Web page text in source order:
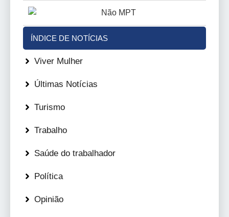
ÍNDICE DE NOTÍCIAS
Viver Mulher
Últimas Notícias
Turismo
Trabalho
Saúde do trabalhador
Política
Opinião